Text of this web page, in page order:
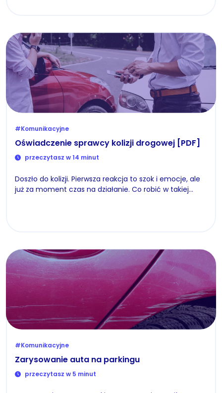
#Komunikacyjne
Oświadczenie sprawcy kolizji drogowej [PDF]
przeczytasz w 14 minut
Doszło do kolizji. Pierwsza reakcja to szok i emocje, ale
już za moment czas na działanie. Co robić w takiej…
#Komunikacyjne
Zarysowanie auta na parkingu
przeczytasz w 5 minut